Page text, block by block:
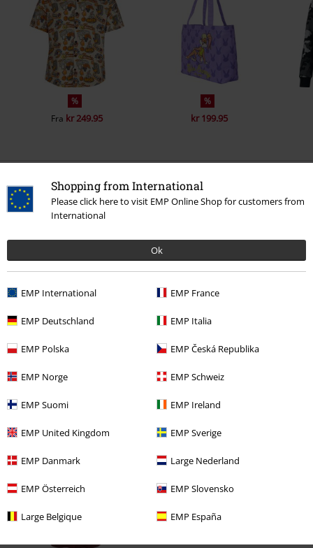
Shopping from International
Please click here to visit EMP Online Shop for customers from
International
Ok
EMP International EMP France
EMP Deutschland EMP Italia
EMP Polska EMP Česká Republika
EMP Norge EMP Schweiz
EMP Suomi EMP Ireland
EMP United Kingdom EMP Sverige
EMP Danmark Large Nederland
EMP Österreich EMP Slovensko
Large Belgique EMP España
%
Fra kr 249.95
%
kr 199.95
0 Anmeldelser
Fortæl os din mening om denne vare "Coyote - Genius".
Senest besøgt